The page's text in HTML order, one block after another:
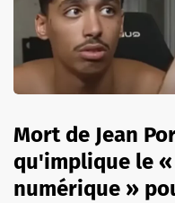
Mort de Jean
qu'implique le
numérique »